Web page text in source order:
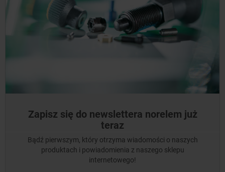
Zapisz się do newslettera norelem już
teraz
Bądź pierwszym, który otrzyma wiadomości o naszych
produktach i powiadomienia z naszego sklepu
internetowego!